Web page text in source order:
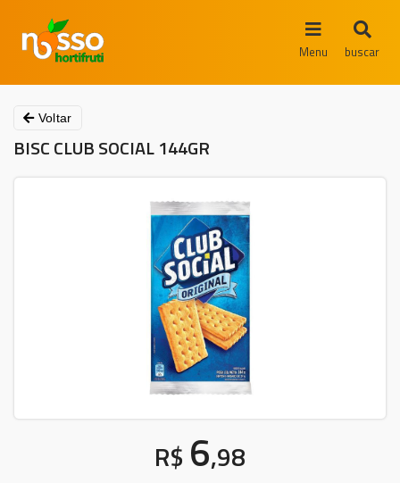
Menu buscar
Voltar
BISC CLUB SOCIAL 144GR
R$ 6,98